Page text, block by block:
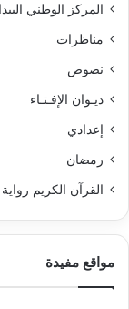
المركز الوطني
مناظرات
نصوص
ديـوان الإفـتـاء
إعدادي
رمضان
القرآن الكريم
مواقع مفيدة